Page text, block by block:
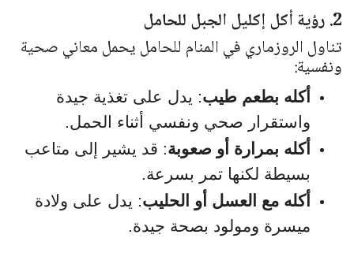
2. رؤية أكل إكليل الجبل للحامل
تناول الروزماري في المنام للحامل يحمل معاني صحية
ونفسية:
أكله بطعم طيب: يدل على تغذية جيدة
واستقرار صحي ونفسي أثناء الحمل.
أكله بمرارة أو صعوبة: قد يشير إلى متاعب
بسيطة لكنها تمر بسرعة.
أكله مع العسل أو الحليب: يدل على ولادة
ميسرة ومولود بصحة جيدة.